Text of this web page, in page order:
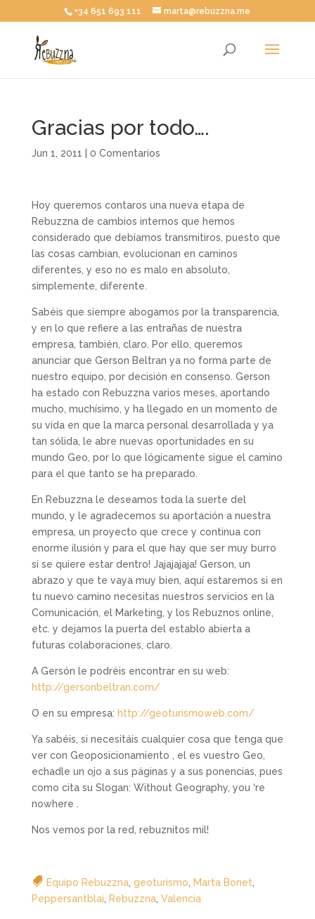
+34 651 693 111 marta@rebuzzna.me
Gracias por todo….
Jun 1, 2011 0 Comentarios
Hoy queremos contaros una nueva etapa de
Rebuzzna de cambios internos que hemos
considerado que debíamos transmitiros, puesto que
las cosas cambian, evolucionan en caminos
diferentes, y eso no es malo en absoluto,
simplemente, diferente.
Sabéis que siempre abogamos por la transparencia,
y en lo que refiere a las entrañas de nuestra
empresa, también, claro. Por ello, queremos
anunciar que Gerson Beltran ya no forma parte de
nuestro equipo, por decisión en consenso. Gerson
ha estado con Rebuzzna varios meses, aportando
mucho, muchísimo, y ha llegado en un momento de
su vida en que la marca personal desarrollada y ya
tan sólida, le abre nuevas oportunidades en su
mundo Geo, por lo que lógicamente sigue el camino
para el que tanto se ha preparado.
En Rebuzzna le deseamos toda la suerte del
mundo, y le agradecemos su aportación a nuestra
empresa, un proyecto que crece y continua con
enorme ilusión y para el que hay que ser muy burro
si se quiere estar dentro! Jajajajaja! Gerson, un
abrazo y que te vaya muy bien, aquí estaremos si en
tu nuevo camino necesitas nuestros servicios en la
Comunicación, el Marketing, y los Rebuznos online,
etc. y dejamos la puerta del establo abierta a
futuras colaboraciones, claro.
A Gersón le podréis encontrar en su web:
http://gersonbeltran.com/
O en su empresa: http://geoturismoweb.com/
Ya sabéis, si necesitáis cualquier cosa que tenga que
ver con Geoposicionamiento , el es vuestro Geo,
echadle un ojo a sus páginas y a sus ponencias, pues
como cita su Slogan: Without Geography, you ‘re
nowhere .
Nos vemos por la red, rebuznitos mil!
Equipo Rebuzzna, geoturismo Marta Bonet,
Peppersantblai
Rebuzzna, Valencia